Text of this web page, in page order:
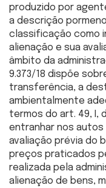
produzido por
a descrição
classificação como
alienação e sua
âmbito da
9.373/18 dispõe
transferência, a
ambientalmente
termos do art. 49, I,
entranhar nos
avaliação prévia do
preços praticados
realizada pela
alienação de bens,